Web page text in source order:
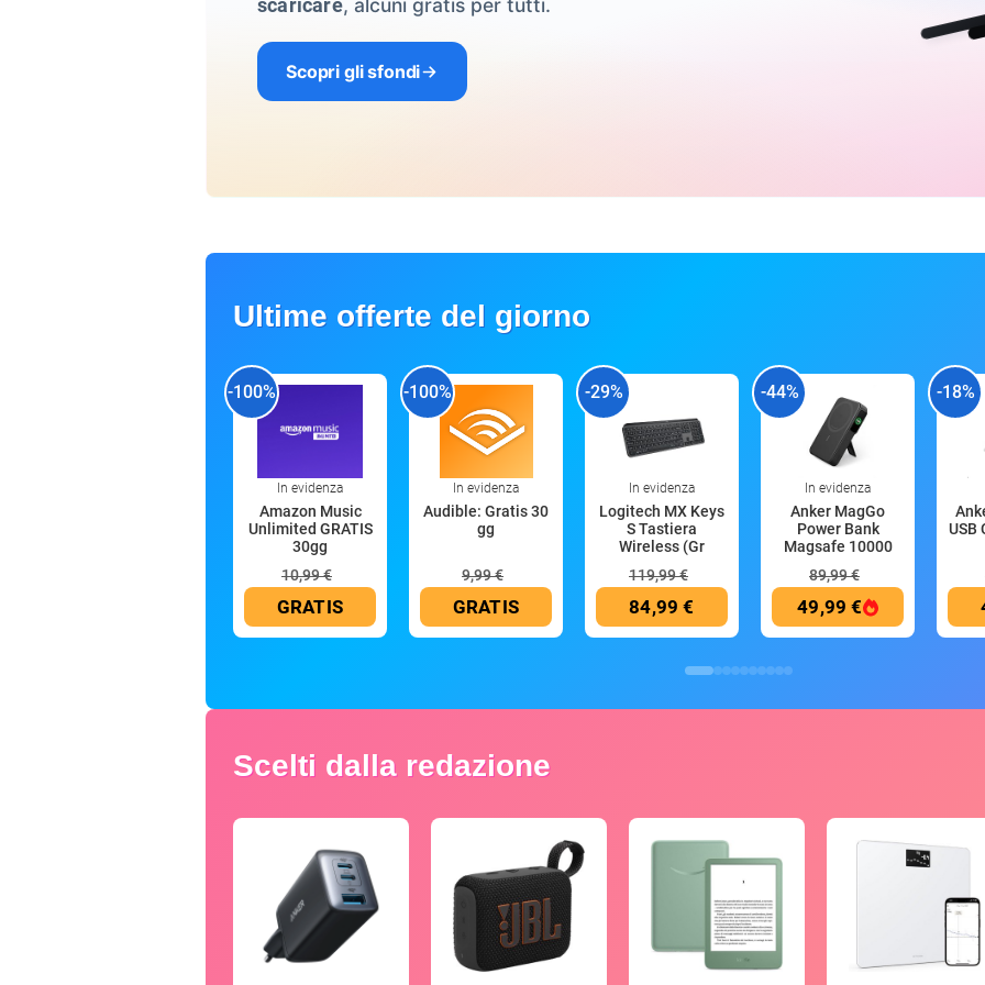
scaricare, alcuni gratis per tutti.
Scopri gli sfondi
Ultime offerte del giorno
-100%
In evidenza
Amazon Music
Unlimited GRATIS
30gg
10,99 €
GRATIS
-100%
In evidenza
Audible: Gratis 30
gg
9,99 €
GRATIS
-29%
In evidenza
Logitech MX Keys
S Tastiera
Wireless (Gr
119,99 €
84,99 €
-44%
In evidenza
Anker MagGo
Power Bank
Magsafe 10000
89,99 €
49,99 €
-18%
USB
Scelti dalla redazione